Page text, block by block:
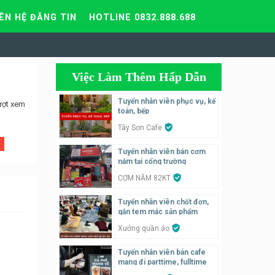
HỆ ĐĂNG TIN HOTLINE 0832.888.688
xem
Việc Làm Thêm Hấp Dẫn
Tuyển nhân viên phục vụ, kế
toán, bếp
Tây Sơn Cafe
Tuyển nhân viên bán cơm
nắm tại cổng trường
CƠM NẮM 82KT
Tuyển nhân viên chốt đơn,
gắn tem mác sản phẩm
Xưởng quần áo
Tuyển nhân viên bán cafe
mang đi parttime, fulltime